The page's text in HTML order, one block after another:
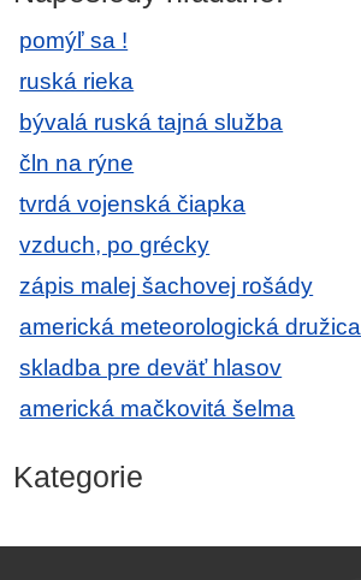
pomýľ sa !
ruská rieka
bývalá ruská tajná služba
čln na rýne
tvrdá vojenská čiapka
vzduch, po grécky
zápis malej šachovej rošády
americká meteorologická družica
skladba pre deväť hlasov
americká mačkovitá šelma
Kategorie